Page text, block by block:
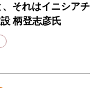
それはイニシアチ
柄登志彦氏